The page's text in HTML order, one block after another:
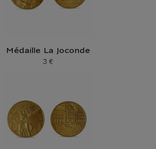
Médaille La Joconde
Prix ​​actuel
3 €